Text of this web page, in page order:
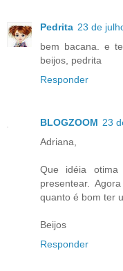
Pedrita 23 de
bem bacana. e
beijos, pedrita
Responder
BLOGZOOM 23
Adriana,
Que idéia
presentear.
quanto é bom ter
Beijos
Responder